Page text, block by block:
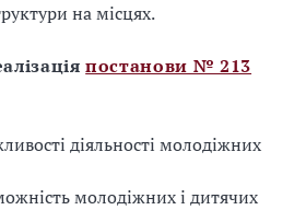
на місцях.
постанови № 213
діяльності молодіжних
молодіжних і дитячих